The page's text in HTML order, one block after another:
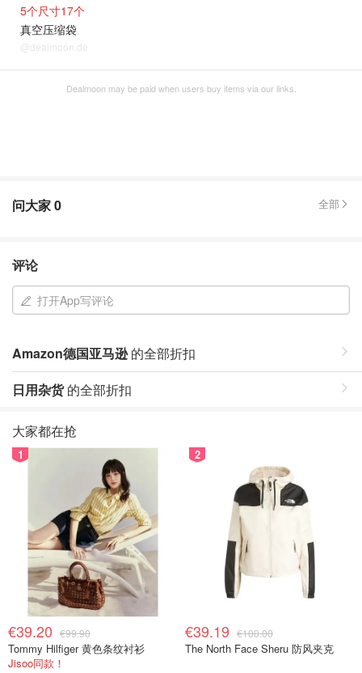
5个尺寸17个
真空压缩袋
@dealmoon.de
Dealmoon may be paid when users buy items via our links.
问大家0 全部
评论
打开App写评论
Amazon德国亚马逊的全部折扣
日用杂货的全部折扣
大家都在抢
1
€39.20 €99.90
Tommy Hilfiger 黄色条纹衬衫
Jisoo同款！
2
€39.19 €100.00
The North Face Sheru 防风夹克